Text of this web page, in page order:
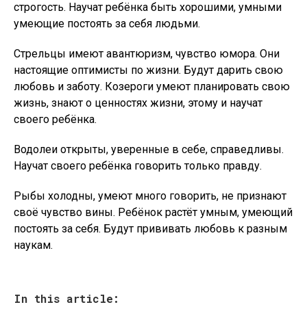
строгость. Научат ребёнка быть хорошими, умными
умеющие постоять за себя людьми.
Стрельцы имеют авантюризм, чувство юмора. Они
настоящие оптимисты по жизни. Будут дарить свою
любовь и заботу. Козероги умеют планировать свою
жизнь, знают о ценностях жизни, этому и научат
своего ребёнка.
Водолеи открыты, уверенные в себе, справедливы.
Научат своего ребёнка говорить только правду.
Рыбы холодны, умеют много говорить, не признают
своё чувство вины. Ребёнок растёт умным, умеющий
постоять за себя. Будут прививать любовь к разным
наукам.
In this article: